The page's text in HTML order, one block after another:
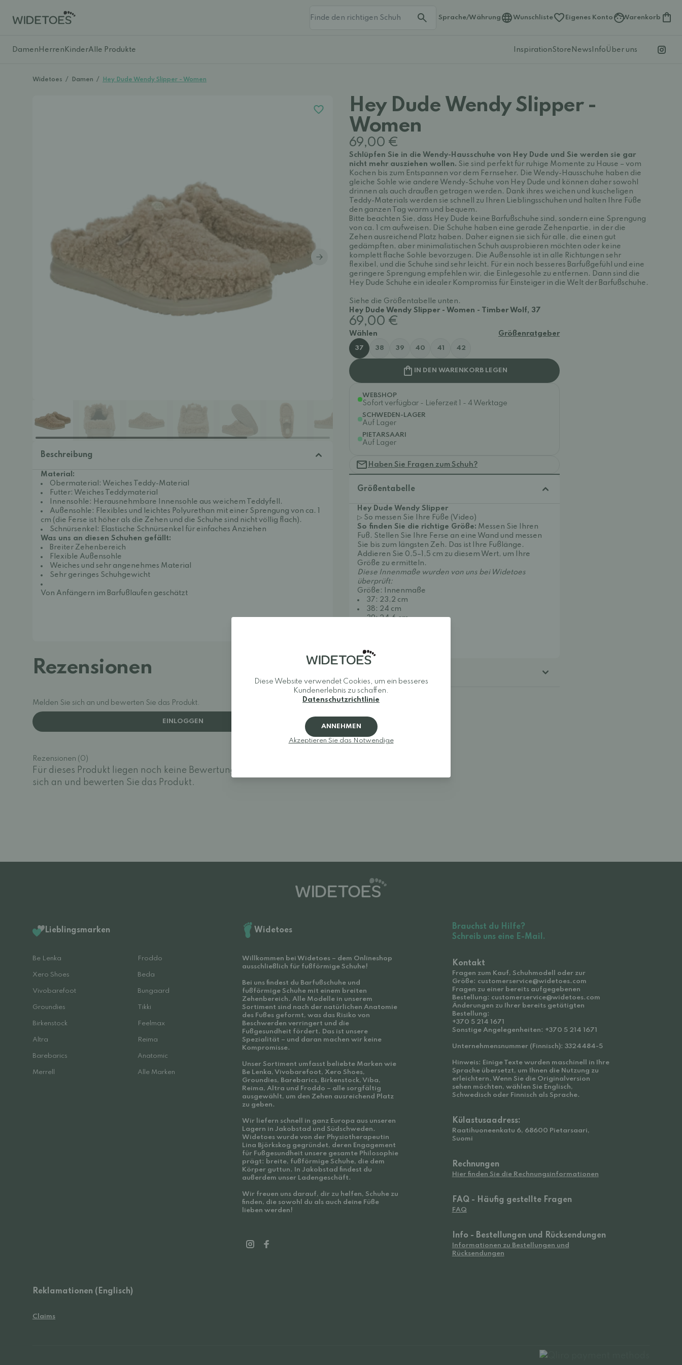
Sprache/Währung Wunschliste Eigenes Konto Warenkorb
Damen Herren KinderAlle Produkte InspirationStore News Info Über uns
Widetoes / Damen / Hey Dude Wendy Slipper - Women
Beschreibung
Material:
Obermaterial: Weiches Teddy-Material
Futter: Weiches Teddymaterial
Innensohle: Herausnehmbare Innensohle aus weichem Teddyfell.
Außensohle: Flexibles und leichtes Polyurethan mit einer Sprengung von ca. 1
cm (die Ferse ist höher als die Zehen und die Schuhe sind nicht völlig flach).
Schnürsenkel: Elastische Schnürsenkel für einfaches Anziehen
Was uns an diesen Schuhen gefällt:
Breiter Zehenbereich
Flexible Außensohle
Weiches und sehr angenehmes Material
Sehr geringes Schuhgewicht
Von Anfängern im Barfußlaufen geschätzt
Rezensionen
Melden Sie sich an und bewerten Sie das Produkt.
EINLOGGEN
Rezensionen (0)
Für dieses Produkt liegen noch keine Bewertungen vor.
sich an und bewerten Sie das Produkt.
Hey Dude Wendy Slipper -
Women
69,00 €
Schlüpfen Sie in die Wendy-Hausschuhe von Hey Dude und Sie werden sie gar
nicht mehr ausziehen wollen. Sie sind perfekt für ruhige Momente zu Hause – vom
Kochen bis zum Entspannen vor dem Fernseher. Die Wendy-Hausschuhe haben die
gleiche Sohle wie andere Wendy-Schuhe von Hey Dude und können daher sowohl
drinnen als auch draußen getragen werden. Dank ihres weichen und kuscheligen
Teddy-Materials werden sie schnell zu Ihren Lieblingsschuhen und halten Ihre Füße
den ganzen Tag warm und bequem.
Bitte beachten Sie, dass Hey Dude keine Barfußschuhe sind, sondern eine Sprengung
von ca. 1 cm aufweisen. Die Schuhe haben eine gerade Zehenpartie, in der die
Zehen ausreichend Platz haben. Daher eignen sie sich für alle, die einen gut
gedämpften, aber minimalistischen Schuh ausprobieren möchten oder keine
komplett flache Sohle bevorzugen. Die Außensohle ist in alle Richtungen sehr
flexibel, und die Schuhe sind sehr leicht. Für ein noch besseres Barfußgefühl und eine
geringere Sprengung empfehlen wir, die Einlegesohle zu entfernen. Dann sind die
Hey Dude Schuhe ein idealer Kompromiss für Einsteiger in die Welt der Barfußschuhe.
Siehe die Größentabelle unten.
Hey Dude Wendy Slipper - Women - Timber Wolf, 37
69,00 €
Wählen Größenratgeber
37 38 39 40 41 42
IN DEN WARENKORB LEGEN
WEBSHOP
Sofort verfügbar - Lieferzeit 1 - 4 Werktage
SCHWEDEN-LAGER
Auf Lager
PIETARSAARI
Auf Lager
Haben Sie Fragen zum Schuh?
Größentabelle
Hey Dude Wendy Slipper
▷ So messen Sie Ihre Füße (Video)
So finden Sie die richtige Größe: Messen Sie Ihren
Fuß. Stellen Sie Ihre Ferse an eine Wand und messen
Sie bis zum längsten Zeh. Das ist Ihre Fußlänge.
Addieren Sie 0,5–1,5 cm zu diesem Wert, um Ihre
Größe zu ermitteln.
Diese Innenmaße wurden von uns bei Widetoes
überprüft:
Größe: Innenmaße
37: 23,2 cm
38: 24 cm
39: 24,6 cm
Lieblingsmarken
Be Lenka Froddo
Xero Shoes Beda
Vivobarefoot Bungaard
Groundies Tikki
Birkenstock Feelmax
Altra Reima
Barebarics Anatomic
Merrell Alle Marken
Widetoes
Willkommen bei Widetoes – dem Onlineshop
ausschließlich für fußförmige Schuhe!
Bei uns findest du Barfußschuhe und
fußförmige Schuhe mit einem breiten
Zehenbereich. Alle Modelle in unserem
Sortiment sind nach der natürlichen Anatomie
des Fußes geformt, was das Risiko von
Beschwerden verringert und die
Fußgesundheit fördert. Das ist unsere
Spezialität – und daran machen wir keine
Kompromisse.
Unser Sortiment umfasst beliebte Marken wie
Be Lenka, Vivobarefoot, Xero Shoes,
Groundies, Barebarics, Birkenstock, Viba,
Reima, Altra und Froddo – alle sorgfältig
ausgewählt, um den Zehen ausreichend Platz
zu geben.
Wir liefern schnell in ganz Europa aus unseren
Lagern in Jakobstad und Südschweden.
Widetoes wurde von der Physiotherapeutin
Lina Björkskog gegründet, deren Engagement
für Fußgesundheit unsere gesamte Philosophie
prägt: breite, fußförmige Schuhe, die dem
Körper guttun. In Jakobstad findest du
außerdem unser Ladengeschäft.
Wir freuen uns darauf, dir zu helfen, Schuhe zu
finden, die sowohl du als auch deine Füße
lieben werden!
Brauchst du Hilfe?
Schreib uns eine E-Mail.
Kontakt
Fragen zum Kauf, Schuhmodell oder zur
Größe: customerservice@widetoes.com
Fragen zu einer bereits aufgegebenen
Bestellung: customerservice@widetoes.com
Änderungen zu Ihrer bereits getätigten
Bestellung:
+370 5 214 1671
Sonstige Angelegenheiten: +370 5 214 1671
Unternehmensnummer (Finnisch): 3324484-5
Hinweis: Einige Texte wurden maschinell in Ihre
Sprache übersetzt, um Ihnen die Nutzung zu
erleichtern. Wenn Sie die Originalversion
sehen möchten, wählen Sie Englisch,
Schwedisch oder Finnisch als Sprache.
Külastusaadress:
Raatihuoneenkatu 6, 68600 Pietarsaari,
Suomi
Rechnungen
Hier finden Sie die Rechnungsinformationen
FAQ - Häufig gestellte Fragen
FAQ
Info - Bestellungen und Rücksendungen
Informationen zu Bestellungen und
Rücksendungen
Reklamationen (Englisch)
Claims
Diese Website verwendet Cookies, um ein besseres
Kundenerlebnis zu schaffen.
Datenschutzrichtlinie
ANNEHMEN
Akzeptieren Sie das Notwendige